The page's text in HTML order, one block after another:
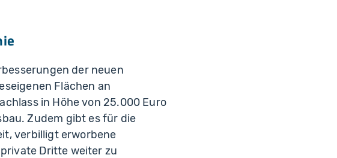
der neuen
Flächen an
in Höhe von 25.000 Euro
Zudem gibt es für die
verbilligt erworbene
Dritte weiter zu